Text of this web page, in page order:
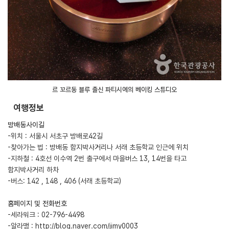
르 꼬르동 블루 출신 파티시에의 베이킹 스튜디오
여행정보
방배동사이길
-위치 : 서울시 서초구 방배로42길
-찾아가는 법 : 방배동 함지박사거리나 서래 초등학교 인근에 위치
-지하철 : 4호선 이수역 2번 출구에서 마을버스 13, 14번을 타고
함지박사거리 하차
-버스: 142 , 148 , 406 (서래 초등학교)
홈페이지 및 전화번호
-세라워크 : 02-796-4498
-알라맹 : http://blog.naver.com/jimy0003